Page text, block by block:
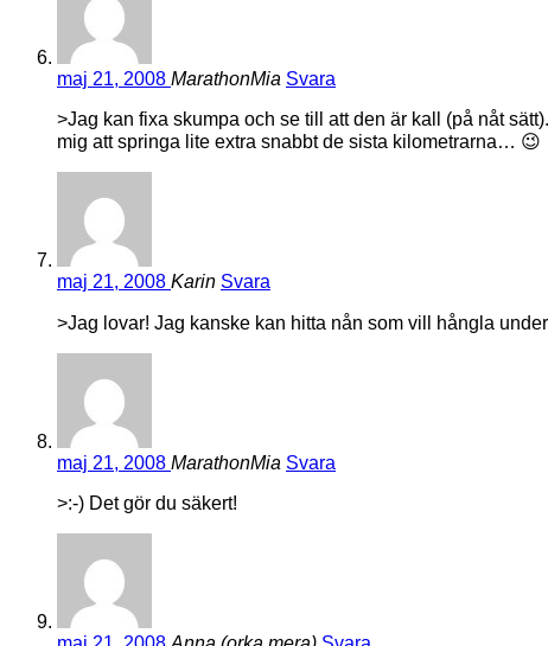
maj 21, 2008 MarathonMia Svara
>Jag kan fixa skumpa och se till att den är kall (på nåt
mig att springa lite extra snabbt de sista kilometrarna… 😉
maj 21, 2008 Karin Svara
>Jag lovar! Jag kanske kan hitta nån som vill hångla
maj 21, 2008 MarathonMia Svara
>:-) Det gör du säkert!